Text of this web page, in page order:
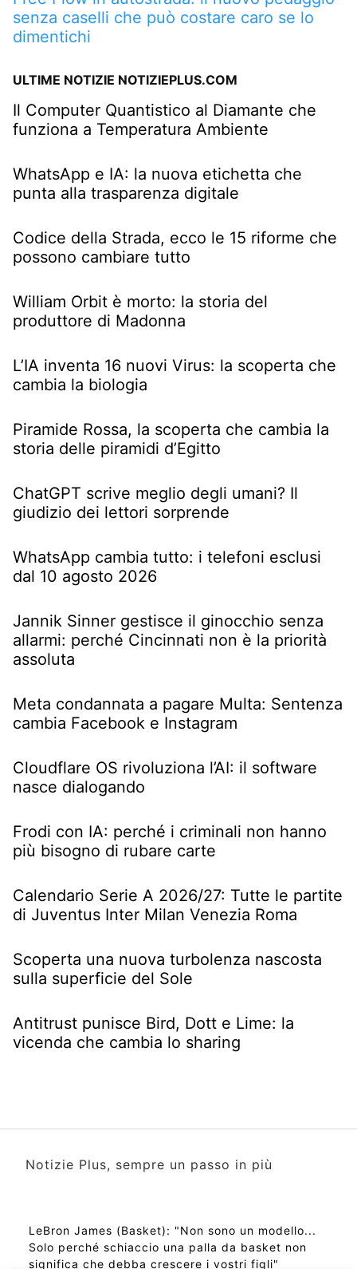
senza caselli che può costare caro se lo
dimentichi
ULTIME NOTIZIE NOTIZIEPLUS.COM
Il Computer Quantistico al Diamante che
funziona a Temperatura Ambiente
WhatsApp e IA: la nuova etichetta che
punta alla trasparenza digitale
Codice della Strada, ecco le 15 riforme che
possono cambiare tutto
William Orbit è morto: la storia del
produttore di Madonna
L’IA inventa 16 nuovi Virus: la scoperta che
cambia la biologia
Piramide Rossa, la scoperta che cambia la
storia delle piramidi d’Egitto
ChatGPT scrive meglio degli umani? Il
giudizio dei lettori sorprende
WhatsApp cambia tutto: i telefoni esclusi
dal 10 agosto 2026
Jannik Sinner gestisce il ginocchio senza
allarmi: perché Cincinnati non è la priorità
assoluta
Meta condannata a pagare Multa: Sentenza
cambia Facebook e Instagram
Cloudflare OS rivoluziona l’AI: il software
nasce dialogando
Frodi con IA: perché i criminali non hanno
più bisogno di rubare carte
Calendario Serie A 2026/27: Tutte le partite
di Juventus Inter Milan Venezia Roma
Scoperta una nuova turbolenza nascosta
sulla superficie del Sole
Antitrust punisce Bird, Dott e Lime: la
vicenda che cambia lo sharing
Notizie Plus, sempre un passo in più
LeBron James (Basket): "Non sono un modello...
Solo perché schiaccio una palla da basket non
significa che debba crescere i vostri figli"